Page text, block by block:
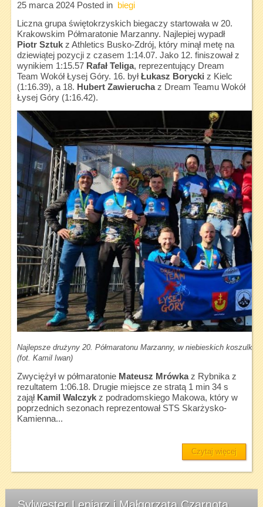
25 marca 2024Posted in
biegi
Liczna grupa świętokrzyskich biegaczy startowała w 20.
Krakowskim Półmaratonie Marzanny. Najlepiej wypadł
Piotr Sztukz Athletics Busko-Zdrój, który minął metę na
dziewiątej pozycji z czasem 1:14.07. Jako 12. finiszował z
wynikiem 1:15.57 Rafał Teliga, reprezentujący Dream
Team Wokół Łysej Góry. 16. byłŁukasz Borycki z Kielc
(1:16.39), a 18. Hubert Zawieruchaz Dream Teamu Wokół
Łysej Góry (1:16.42).
Najlepsze drużyny 20. Półmaratonu Marzanny, w niebieskich
(fot. Kamil Iwan)
Zwyciężył w półmaratonie Mateusz Mrówkaz Rybnika z
rezultatem 1:06.18. Drugie miejsce ze stratą 1 min 34 s
zajął Kamil Walczykz podradomskiego Makowa, który w
poprzednich sezonach reprezentował STS Skarżysko-
Kamienna...
Czytaj więcej